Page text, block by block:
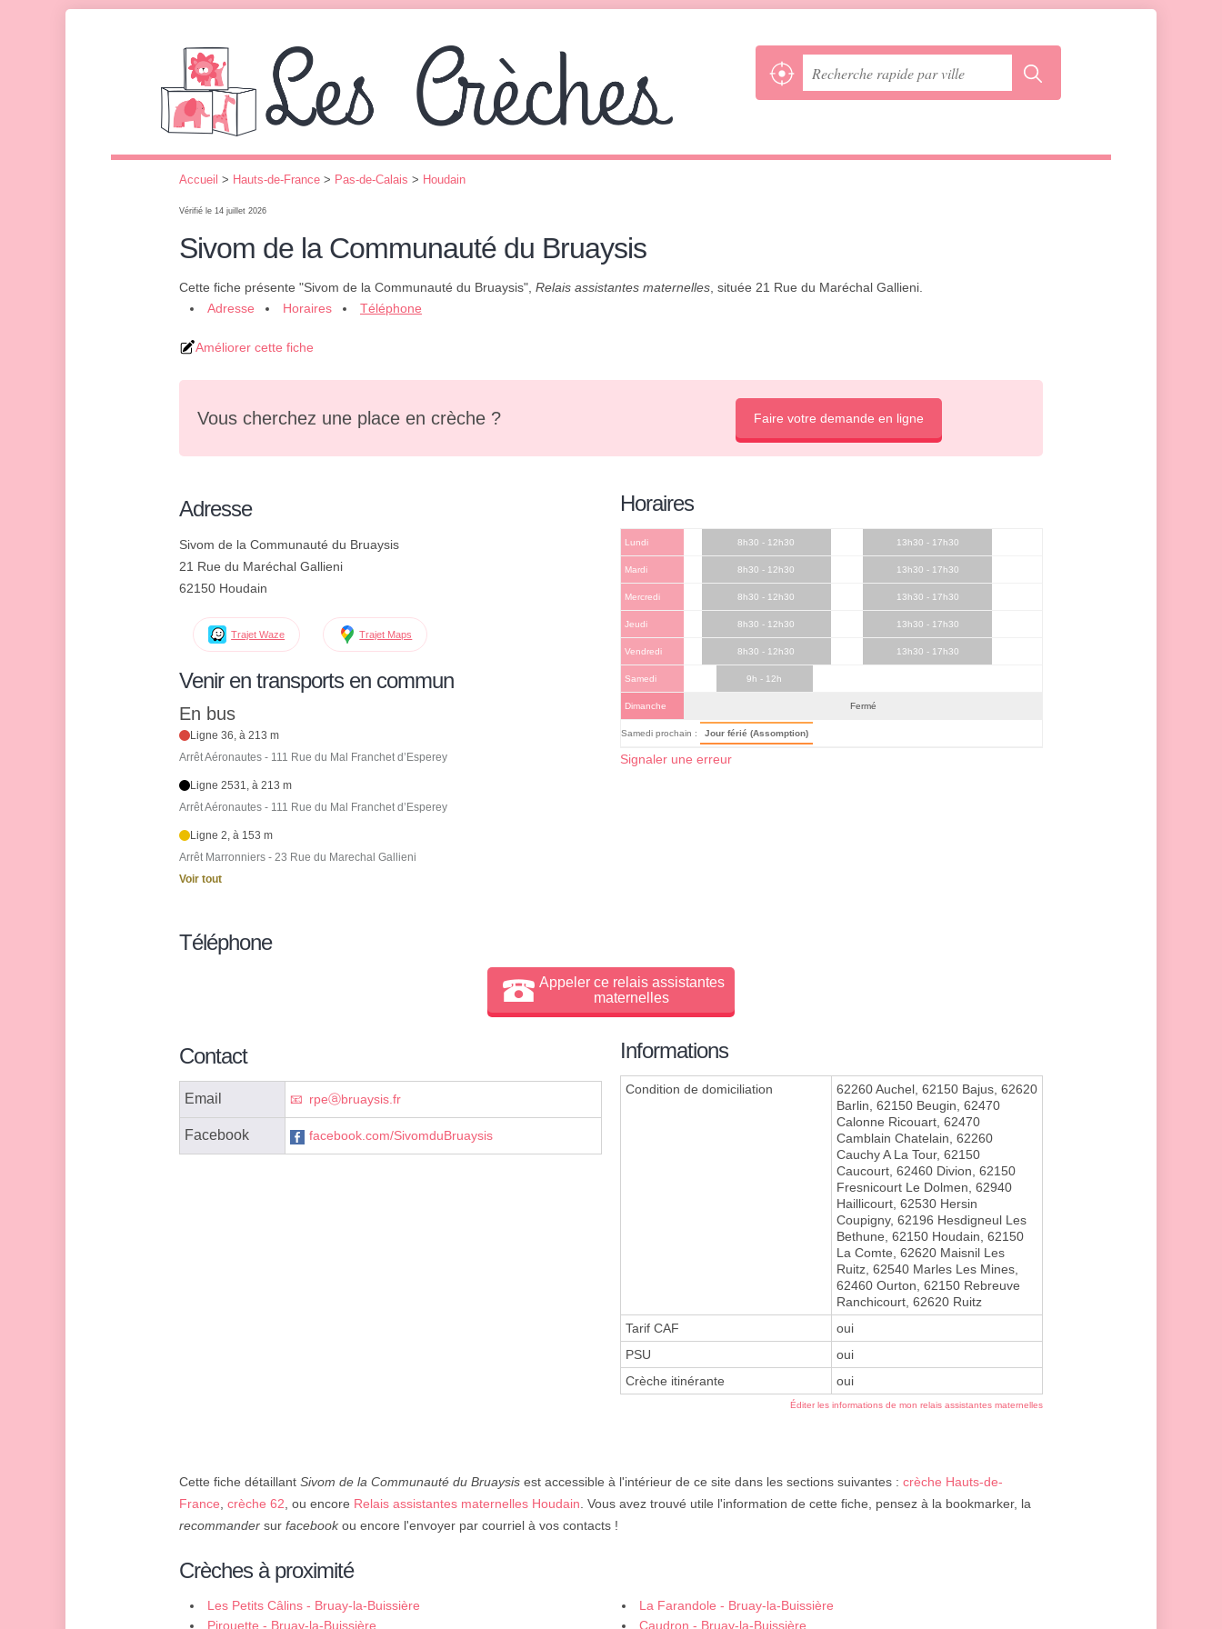
Accueil > Hauts-de-France > Pas-de-Calais > Houdain
Vérifié le 14 juillet 2026
Sivom de la Communauté du Bruaysis
Cette fiche présente "Sivom de la Communauté du Bruaysis", Relais assistantes maternelles , située 21 Rue du Maréchal Gallieni.
Adresse
Horaires Téléphone
Améliorer cette fiche
Vous cherchez une place en crèche ? Faire votre demande en ligne
Adresse
Sivom de la Communauté du Bruaysis
21 Rue du Maréchal Gallieni
62150 Houdain
Trajet Waze Trajet Maps
Venir en transports en commun
En bus
Ligne 36, à 213 m
Arrêt Aéronautes - 111 Rue du Mal Franchet d’Esperey
Ligne 2531, à 213 m
Arrêt Aéronautes - 111 Rue du Mal Franchet d’Esperey
Ligne 2, à 153 m
Arrêt Marronniers - 23 Rue du Marechal Gallieni
Voir tout
Horaires
Lundi 8h30 - 12h30 13h30 - 17h30
Mardi 8h30 - 12h30 13h30 - 17h30
Mercredi 8h30 - 12h30 13h30 - 17h30
Jeudi 8h30 - 12h30 13h30 - 17h30
Vendredi 8h30 - 12h30 13h30 - 17h30
Samedi 9h - 12h
Dimanche Fermé
Samedi prochain : Jour férié (Assomption)
Signaler une erreur
Téléphone
Appeler ce relais assistantes
maternelles
Contact
Email rpeⓐbruaysis.fr
Facebook facebook.com/SivomduBruaysis
Informations
Condition de domiciliation
62260 Auchel, 62150 Bajus, 62620
Barlin, 62150 Beugin, 62470
Calonne Ricouart, 62470
Camblain Chatelain, 62260
Cauchy A La Tour, 62150
Caucourt, 62460 Divion, 62150
Fresnicourt Le Dolmen, 62940
Haillicourt, 62530 Hersin
Coupigny, 62196 Hesdigneul Les
Bethune, 62150 Houdain, 62150
La Comte, 62620 Maisnil Les
Ruitz, 62540 Marles Les Mines,
62460 Ourton, 62150 Rebreuve
Ranchicourt, 62620 Ruitz
Tarif CAF
oui
PSU
oui
Crèche itinérante
oui
Éditer les informations de mon relais assistantes maternelles
Cette fiche détaillant Sivom de la Communauté du Bruaysis est accessible à l'intérieur de ce site dans les sections suivantes : crèche Hauts-de-
France, crèche 62, ou encore Relais assistantes maternelles Houdain. Vous avez trouvé utile l'information de cette fiche, pensez à la bookmarker, la
recommander sur facebookou encore l'envoyer par courriel à vos contacts !
Crèches à proximité
Les Petits Câlins - Bruay-la-Buissière
La Farandole - Bruay-la-Buissière
Pirouette - Bruay-la-Buissière
Caudron - Bruay-la-Buissière